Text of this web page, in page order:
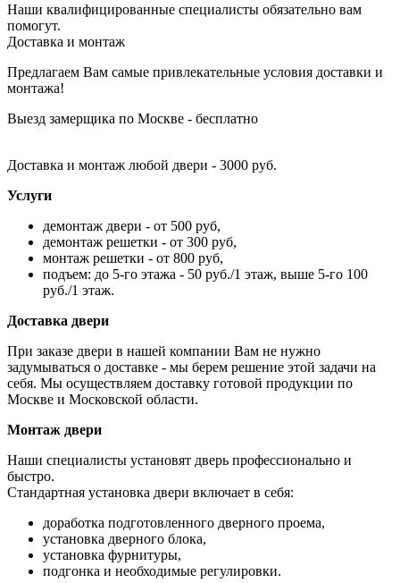
Наши квалифицированные специалисты обязательно вам
помогут.
Доставка и монтаж
Предлагаем Вам самые привлекательные условия доставки и
монтажа!
Выезд замерщика по Москве - бесплатно
Доставка и монтаж любой двери - 3000 руб.
Услуги
демонтаж двери - от 500 руб,
демонтаж решетки - от 300 руб,
монтаж решетки - от 800 руб,
подъем: до 5-го этажа - 50 руб./1 этаж, выше 5-го 100
руб./1 этаж.
Доставка двери
При заказе двери в нашей компании Вам не нужно
задумываться о доставке - мы берем решение этой задачи на
себя. Мы осуществляем доставку готовой продукции по
Москве и Московской области.
Монтаж двери
Наши специалисты установят дверь профессионально и
быстро.
Стандартная установка двери включает в себя:
доработка подготовленного дверного проема,
установка дверного блока,
установка фурнитуры,
подгонка и необходимые регулировки.